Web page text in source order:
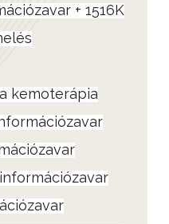
+ 1516K
kemoterápia
információzavar